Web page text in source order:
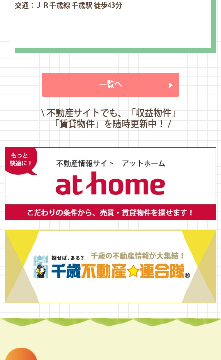
交通：ＪＲ千歳線 千歳駅 徒歩43分
一覧へ
\ 不動産サイトでも、「収益物件」
「賃貸物件」を随時更新中！ /